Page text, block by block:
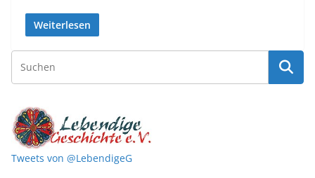
Weiterlesen
Tweets von @LebendigeG